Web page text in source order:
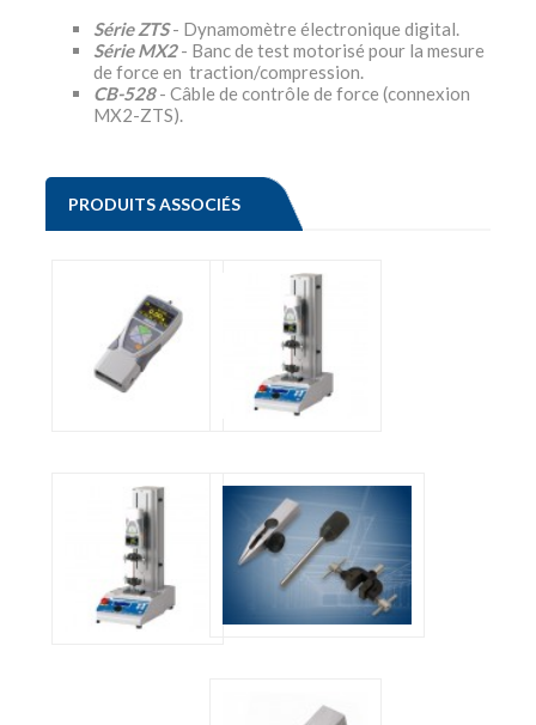
Série ZTS- Dynamomètre électronique digital.
Série MX2- Banc de test motorisé pour la mesure
de force en traction/compression.
CB-528- Câble de contrôle de force (connexion
MX2-ZTS).
PRODUITS ASSOCIÉS